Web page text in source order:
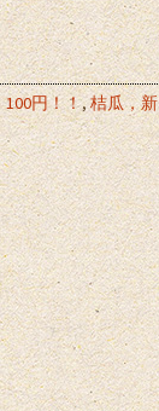
円！！,桔瓜，新